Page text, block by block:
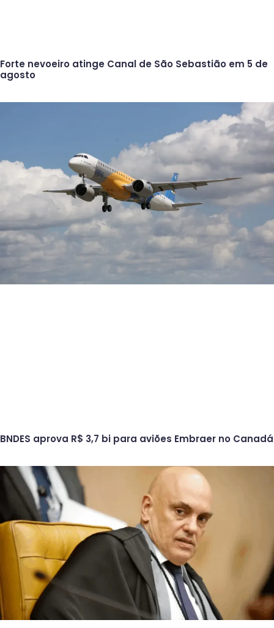
Forte nevoeiro atinge Canal de São Sebastião em 5 de
agosto
BNDES aprova R$ 3,7 bi para aviões Embraer no Canadá